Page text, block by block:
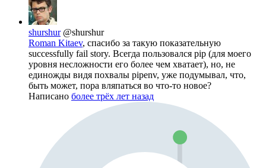
shurshur @shurshur
Roman Kitaev, спасибо за такую показательную
successfully fail story. Всегда пользовался pip (для моего
уровня несложности его более чем хватает), но, не
единожды видя похвалы pipenv, уже подумывал, что,
быть может, пора вляпаться во что-то новое?
Написано более трёх лет назад